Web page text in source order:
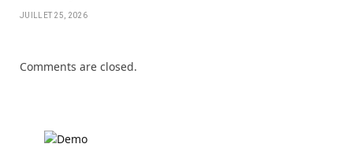
JUILLET 25, 2026
Comments are closed.